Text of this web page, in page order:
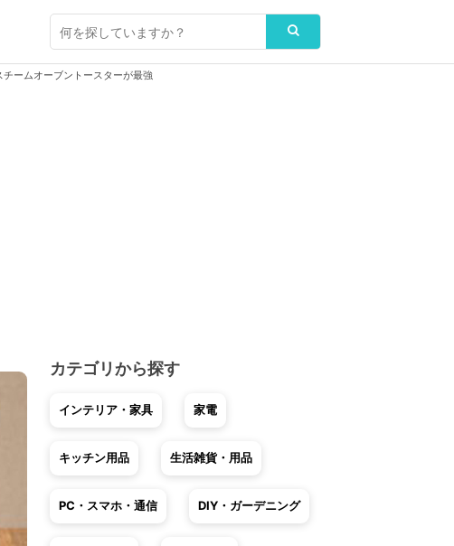
ームオーブントースターが最強
カテゴリから探す
インテリア・家具 家電
キッチン用品 生活雑貨・用品
PC・スマホ・通信 DIY・ガーデニング